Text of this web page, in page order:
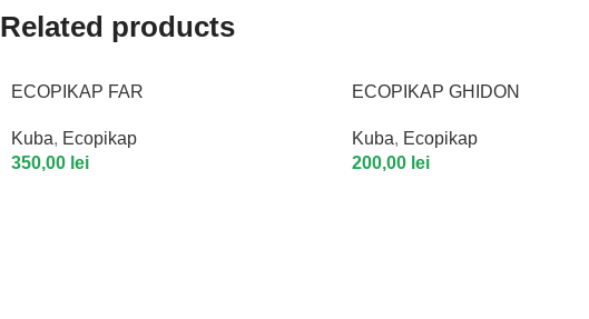
Related products
ECOPIKAP FAR
Kuba, Ecopikap
350,00 lei
ECOPIKAP GHIDON
Kuba, Ecopikap
200,00 lei